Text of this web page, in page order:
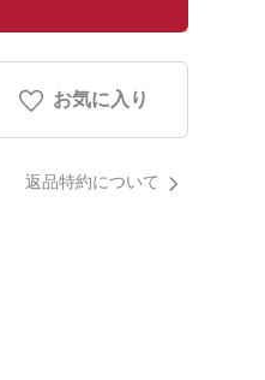
お気に入り
返品特約について